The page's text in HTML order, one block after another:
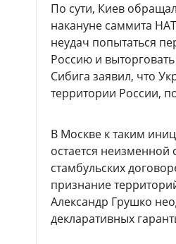
По сути, Киев
накануне саммита
неудач попытаться
Россию и
Сибига заявил, что
территории России,
В Москве к таким
остается
стамбульских
признание
Александр Грушко
декларативных